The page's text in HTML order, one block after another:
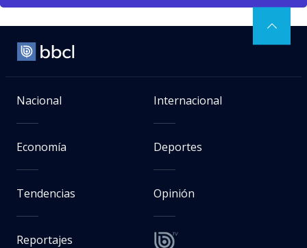
Nacional Internacional
Economía Deportes
Tendencias Opinión
Reportajes